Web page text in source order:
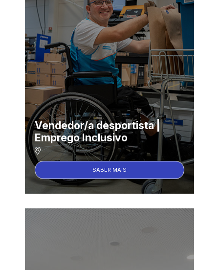
Vendedor/a desportista |
Emprego Inclusivo
SABER MAIS